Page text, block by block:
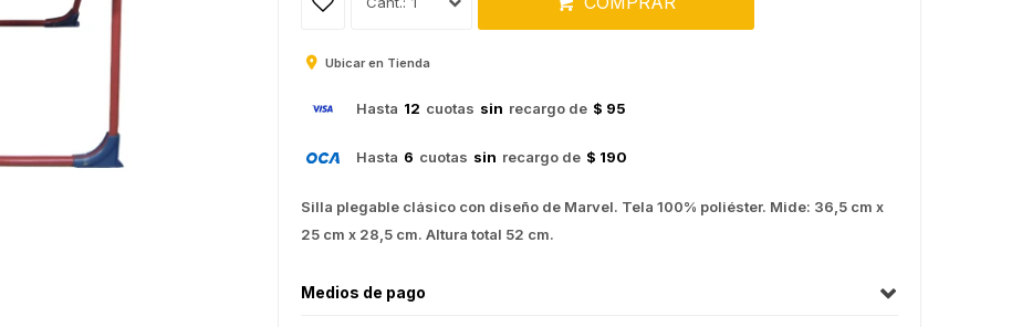
Ubicar en Tienda
Hasta 12 cuotas sin recargo de $ 95
Hasta 6 cuotas sin recargo de $ 190
Silla plegable clásico con diseño de Marvel. Tela 100% poliéster. Mide: 36,5 cm x
25 cm x 28,5 cm. Altura total 52 cm.
Medios de pago